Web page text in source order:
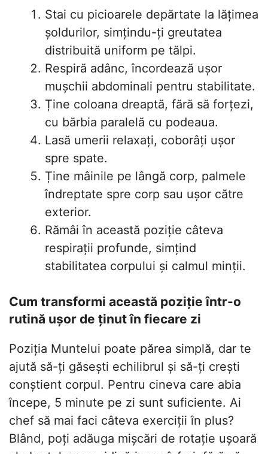
Stai cu picioarele depărtate la lățimea
șoldurilor, simțindu-ți greutatea
distribuită uniform pe tălpi.
Respiră adânc, încordează ușor
mușchii abdominali pentru stabilitate.
Ține coloana dreaptă, fără să forțezi,
cu bărbia paralelă cu podeaua.
Lasă umerii relaxați, coborâți ușor
spre spate.
Ține mâinile pe lângă corp, palmele
îndreptate spre corp sau ușor către
exterior.
Rămâi în această poziție câteva
respirații profunde, simțind
stabilitatea corpului și calmul minții.
Cum transformi această poziție într-o
rutină ușor de ținut în fiecare zi
Poziția Muntelui poate părea simplă, dar te
ajută să-ți găsești echilibrul și să-ți crești
conștient corpul. Pentru cineva care abia
începe, 5 minute pe zi sunt suficiente. Ai
chef să mai faci câteva exerciții în plus?
Blând, poți adăuga mișcări de rotație ușoară